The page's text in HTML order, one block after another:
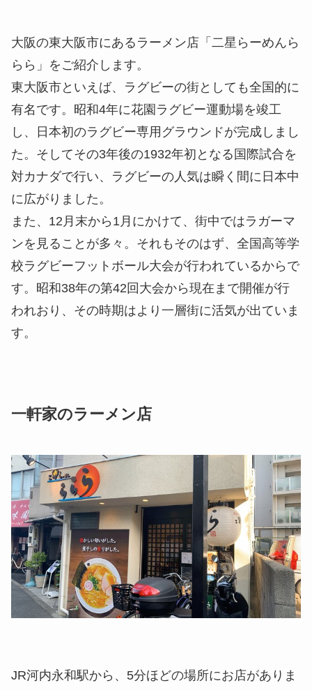
大阪の東大阪市にあるラーメン店「二星らーめんら
らら」をご紹介します。
東大阪市といえば、ラグビーの街としても全国的に
有名です。昭和4年に花園ラグビー運動場を竣工
し、日本初のラグビー専用グラウンドが完成しまし
た。そしてその3年後の1932年初となる国際試合を
対カナダで行い、ラグビーの人気は瞬く間に日本中
に広がりました。
また、12月末から1月にかけて、街中ではラガーマ
ンを見ることが多々。それもそのはず、全国高等学
校ラグビーフットボール大会が行われているからで
す。昭和38年の第42回大会から現在まで開催が行
われおり、その時期はより一層街に活気が出ていま
す。
一軒家のラーメン店
JR河内永和駅から、5分ほどの場所にお店がありま